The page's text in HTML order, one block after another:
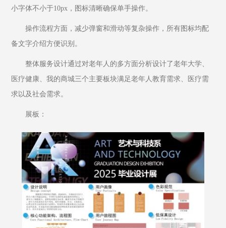
小字体不小于10px，图标清晰确保单手操作。
操作流程方面，减少弹窗和滑动等复杂操作，所有图标均配
备文字介绍方便识别。
整体服务设计通过对老年人的多方面分析设计了老年大学、
医疗健康、我的商城三个主要板块满足老年人教育需求、医疗需
求以及社会需求。
展板：